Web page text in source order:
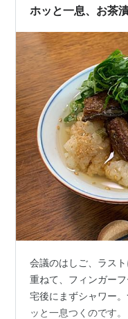
業務スーパーでは、
ホッと一息、お茶
会議のはしご、ラス
重ねて、フィンガー
宅後にまずシャワー
ッと一息つくのです